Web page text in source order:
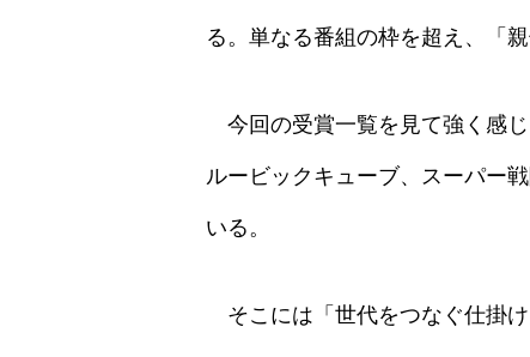
る。単なる番組の枠を超え、「
今回の受賞一覧を見て強く感じ
ルービックキューブ、スーパー
いる。
そこには「世代をつなぐ仕掛け